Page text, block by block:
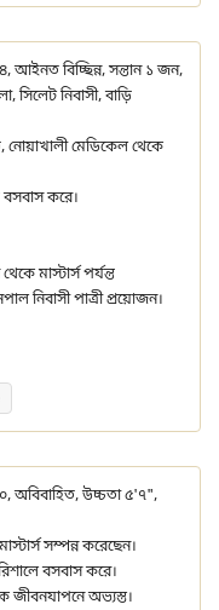
আইনত বিচ্ছিন্ন, সন্তান ১ জন,
সিলেট নিবাসী, বাড়ি
মেডিকেল থেকে
বসবাস করে।
মাস্টার্স পর্যন্ত
নিবাসী পাত্রী প্রয়োজন।
অবিবাহিত, উচ্চতা ৫'৭",
সম্পন্ন করেছেন।
বসবাস করে।
জীবনযাপনে অভ্যস্ত।